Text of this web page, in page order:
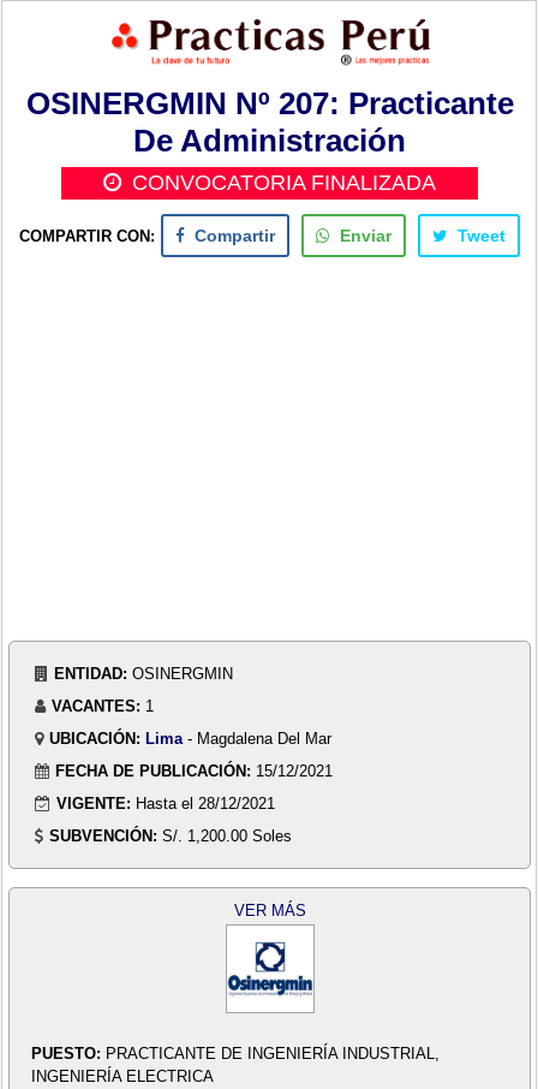
OSINERGMIN Nº 207: Practicante
De Administración
CONVOCATORIA FINALIZADA
COMPARTIR CON: Compartir Enviar Tweet
ENTIDAD: OSINERGMIN
VACANTES: 1
UBICACIÓN: Lima - Magdalena Del Mar
FECHA DE PUBLICACIÓN: 15/12/2021
VIGENTE: Hasta el 28/12/2021
SUBVENCIÓN: S/. 1,200.00 Soles
VER MÁS
PUESTO: PRACTICANTE DE INGENIERÍA INDUSTRIAL,
INGENIERÍA ELECTRICA